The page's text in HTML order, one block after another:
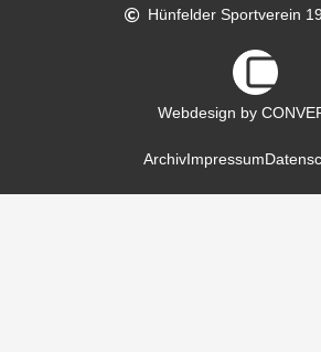
Hünfelder Sportverein
Webdesign by
ArchivImpressum